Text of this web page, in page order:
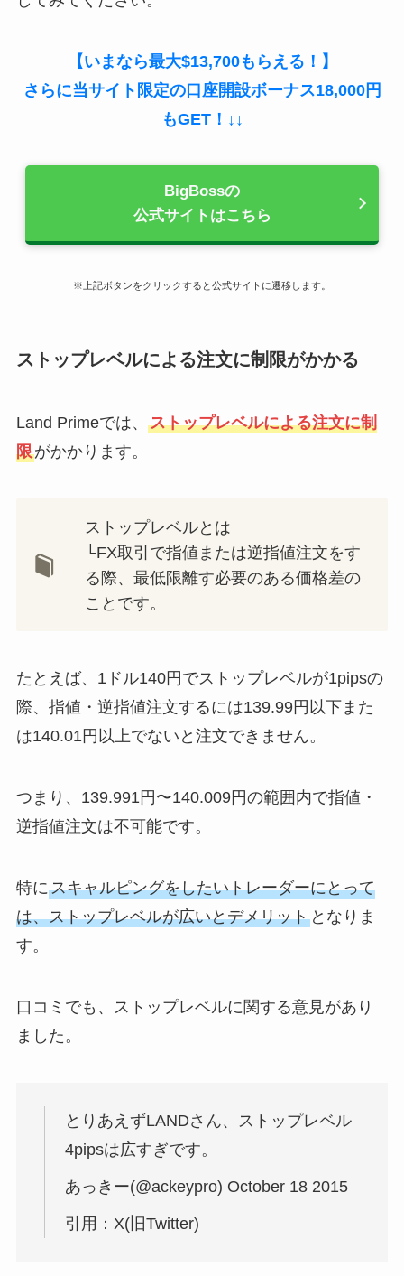
【いまなら最大$13,700もらえる！】
さらに当サイト限定の口座開設ボーナス18,000円
もGET！↓↓
BigBossの
公式サイトはこちら
※上記ボタンをクリックすると公式サイトに遷移します。
ストップレベルによる注文に制限がかかる
Land Primeでは、 ストップレベルによる注文に制
限がかかります。
ストップレベルとは
└FX取引で指値または逆指値注文をす
る際、最低限離す必要のある価格差の
ことです。
たとえば、1ドル140円でストップレベルが1pipsの
際、指値・逆指値注文するには139.99円以下また
は140.01円以上でないと注文できません。
つまり、139.991円〜140.009円の範囲内で指値・
逆指値注文は不可能です。
特にスキャルピングをしたいトレーダーにとって
は、ストップレベルが広いとデメリットとなりま
す。
口コミでも、ストップレベルに関する意見があり
ました。
とりあえずLANDさん、ストップレベル
4pipsは広すぎです。
あっきー(@ackeypro) October 18 2015
引用：X(旧Twitter)